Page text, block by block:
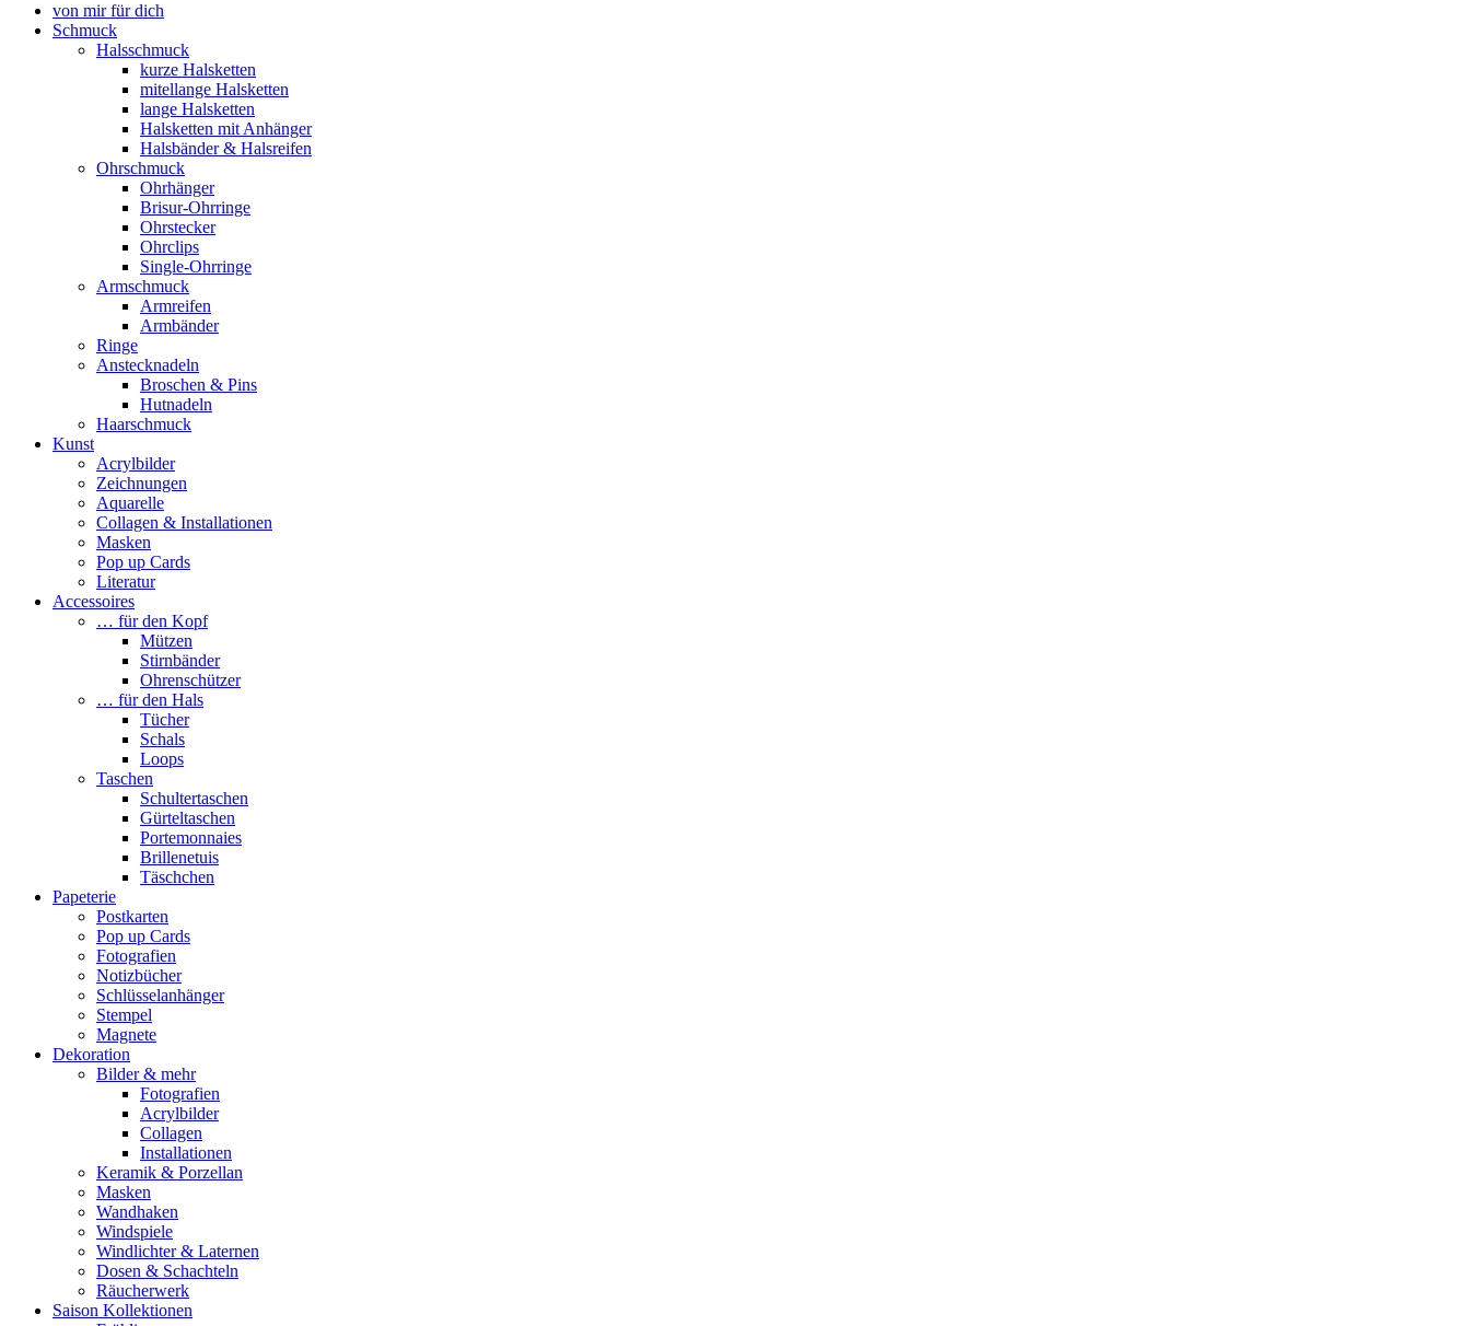
von mir für dich
Schmuck
Halsschmuck
kurze Halsketten
mitellange Halsketten
lange Halsketten
Halsketten mit Anhänger
Halsbänder & Halsreifen
Ohrschmuck
Ohrhänger
Brisur-Ohrringe
Ohrstecker
Ohrclips
Single-Ohrringe
Armschmuck
Armreifen
Armbänder
Ringe
Anstecknadeln
Broschen & Pins
Hutnadeln
Haarschmuck
Kunst
Acrylbilder
Zeichnungen
Aquarelle
Collagen & Installationen
Masken
Pop up Cards
Literatur
Accessoires
… für den Kopf
Mützen
Stirnbänder
Ohrenschützer
… für den Hals
Tücher
Schals
Loops
Taschen
Schultertaschen
Gürteltaschen
Portemonnaies
Brillenetuis
Täschchen
Papeterie
Postkarten
Pop up Cards
Fotografien
Notizbücher
Schlüsselanhänger
Stempel
Magnete
Dekoration
Bilder & mehr
Fotografien
Acrylbilder
Collagen
Installationen
Keramik & Porzellan
Masken
Wandhaken
Windspiele
Windlichter & Laternen
Dosen & Schachteln
Räucherwerk
Saison Kollektionen